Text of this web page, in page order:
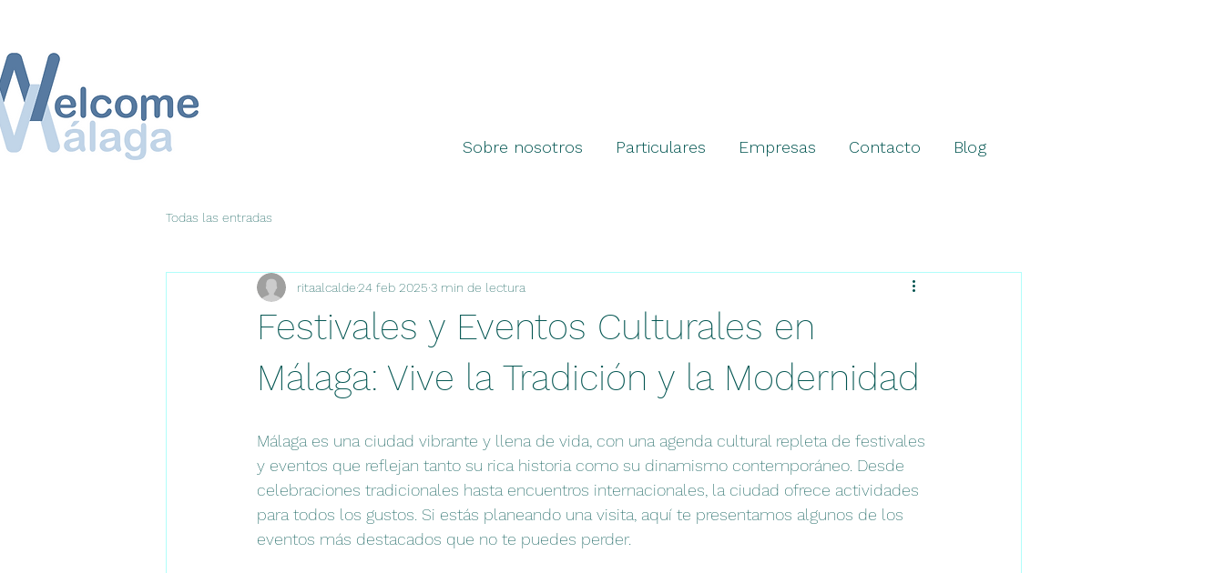
Sobre nosotros Particulares Empresas Contacto Blog
Todas las entradas
Festivales y Eventos Culturales en
Málaga: Vive la Tradición y la Modernidad
ritaalcalde24 feb 2025 3 min de lectura
Málaga es una ciudad vibrante y llena de vida, con una agenda cultural repleta de festivales
y eventos que reflejan tanto su rica historia como su dinamismo contemporáneo. Desde
celebraciones tradicionales hasta encuentros internacionales, la ciudad ofrece actividades
para todos los gustos. Si estás planeando una visita, aquí te presentamos algunos de los
eventos más destacados que no te puedes perder.